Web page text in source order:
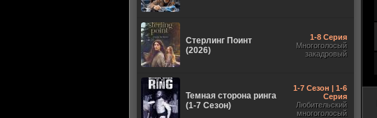
Стерлинг Поинт
(2026)
1-8 Серия
Многоголосый
закадровый
Темная сторона ринга
(1-7 Сезон)
1-7 Сезон | 1-6
Серия
Любительский
многоголосый